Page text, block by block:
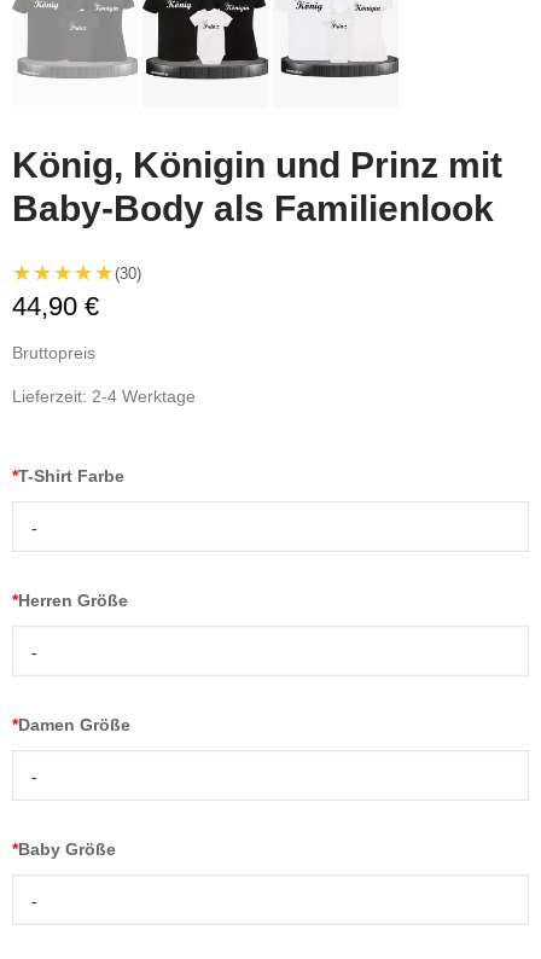
König, Königin und Prinz mit
Baby-Body als Familienlook
★★★★★(30)
44,90 €
Bruttopreis
Lieferzeit: 2-4 Werktage
*T-Shirt Farbe
-
*Herren Größe
-
*Damen Größe
-
*Baby Größe
-